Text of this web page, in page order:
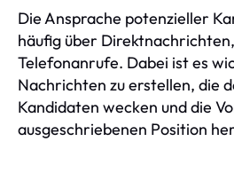
Die Ansprache potenzieller
häufig über
Telefonanrufe. Dabei ist es
Nachrichten zu erstellen, die
Kandidaten wecken und die
ausgeschriebenen Position